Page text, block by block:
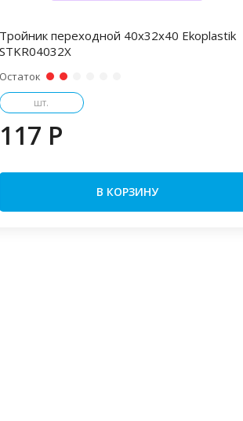
Тройник переходной 40х32х40 Ekoplastik
STKR04032X
Остаток
шт.
117 P
В КОРЗИНУ